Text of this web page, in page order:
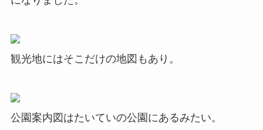
観光地にはそこだけの地図もあり。
公園案内図はたいていの公園にあるみたい。